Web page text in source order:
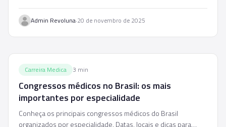
Admin Revoluna·20 de novembro de 2025
Carreira Medica 3 min
Congressos médicos no Brasil: os mais
importantes por especialidade
Conheça os principais congressos médicos do Brasil
organizados por especialidade. Datas, locais e dicas para